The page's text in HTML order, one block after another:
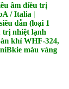
âm điều trị
/ Italia |
dẫn (loại 1
trị nhiệt lạnh
khí WHF-324,
màu vàng